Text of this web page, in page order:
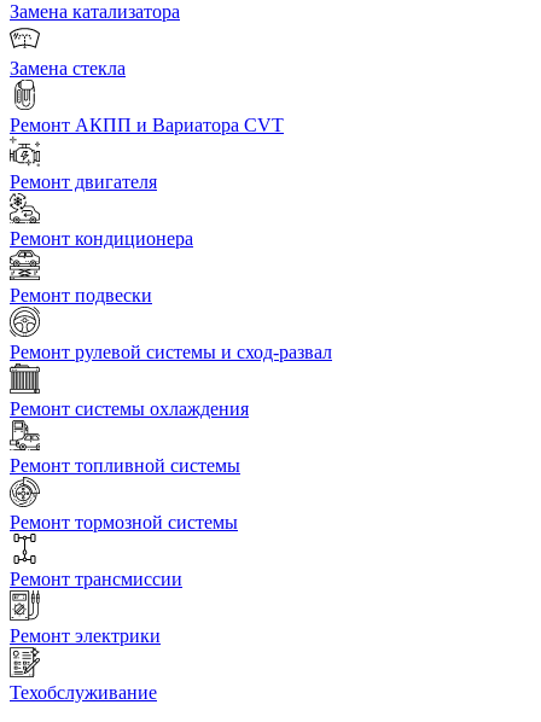
Замена катализатора
Замена стекла
Ремонт АКПП и Вариатора CVT
Ремонт двигателя
Ремонт кондиционера
Ремонт подвески
Ремонт рулевой системы и сход-развал
Ремонт системы охлаждения
Ремонт топливной системы
Ремонт тормозной системы
Ремонт трансмиссии
Ремонт электрики
Техобслуживание